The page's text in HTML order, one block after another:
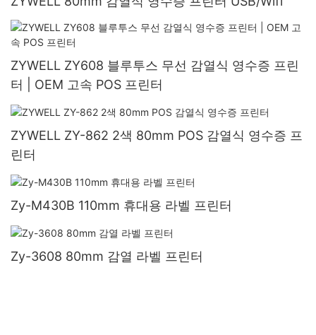
ZYWELL ZY608 블루투스 무선 감열식 영수증 프린
터 | OEM 고속 POS 프린터
ZYWELL ZY-862 2색 80mm POS 감열식 영수증 프
린터
Zy-M430B 110mm 휴대용 라벨 프린터
Zy-3608 80mm 감열 라벨 프린터